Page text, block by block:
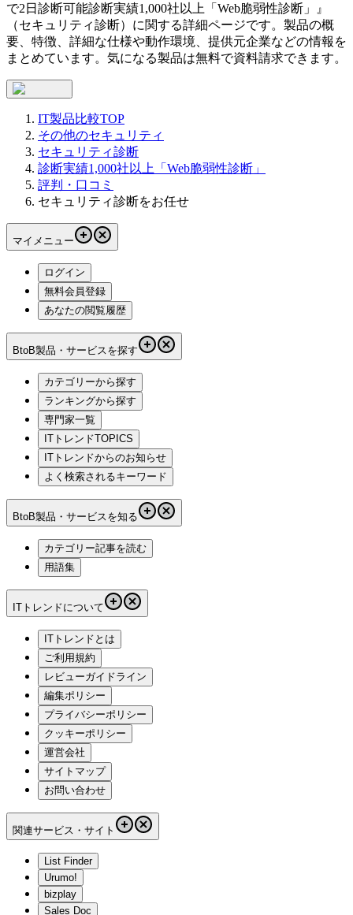
で2日診断可能診断実績1,000社以上「Web脆弱性診断」
』
（セキュリティ診断）に関する詳細ページです。製品の概
要、特徴、詳細な仕様や動作環境、提供元企業などの情報を
まとめています。気になる製品は無料で資料請求できます。
IT製品比較TOP
その他のセキュリティ
セキュリティ診断
診断実績1,000社以上「Web脆弱性診断」
評判・口コミ
セキュリティ診断をお任せ
マイメニュー
ログイン
無料会員登録
あなたの閲覧履歴
BtoB製品・サービスを探す
カテゴリーから探す
ランキングから探す
専門家一覧
ITトレンドTOPICS
ITトレンドからのお知らせ
よく検索されるキーワード
BtoB製品・サービスを知る
カテゴリー記事を読む
用語集
ITトレンドについて
ITトレンドとは
ご利用規約
レビューガイドライン
編集ポリシー
プライバシーポリシー
クッキーポリシー
運営会社
サイトマップ
お問い合わせ
関連サービス・サイト
List Finder
Urumo!
bizplay
Sales Doc